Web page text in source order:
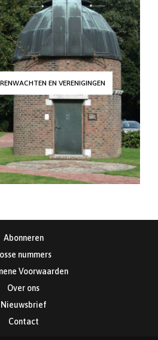
EN VERENIGINGEN
Abonneren
nummers
Voorwaarden
Over ons
Nieuwsbrief
Contact